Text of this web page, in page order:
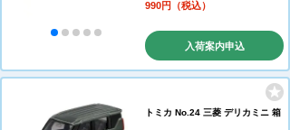
990円（税込）
入荷案内申込
トミカ No.24 三菱 デリカミニ 箱